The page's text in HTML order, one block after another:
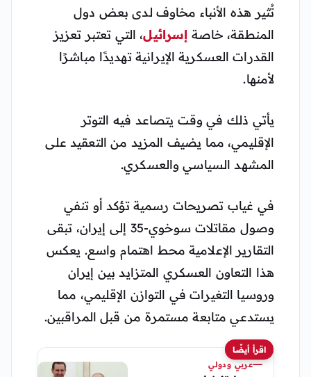
تُثير هذه الأنباء مخاوف لدى بعض دول
المنطقة، خاصة إسرائيل، التي تعتبر تعزيز
القدرات العسكرية الإيرانية تهديدًا مباشرًا
لأمنها.
يأتي ذلك في وقت يتصاعد فيه التوتر
الإقليمي، مما يضيف المزيد من التعقيد على
المشهد السياسي والعسكري​​​​.
في غياب تصريحات رسمية تؤكد أو تنفي
وصول مقاتلات سوخوي-35 إلى إيران، تبقى
التقارير الإعلامية محط اهتمام واسع. يعكس
هذا التعاون العسكري المتزايد بين إيران
وروسيا التغيرات في التوازن الإقليمي، مما
يستدعي متابعة مستمرة من قبل المراقبين.
اقرأ أيضًا
عربي ودولي